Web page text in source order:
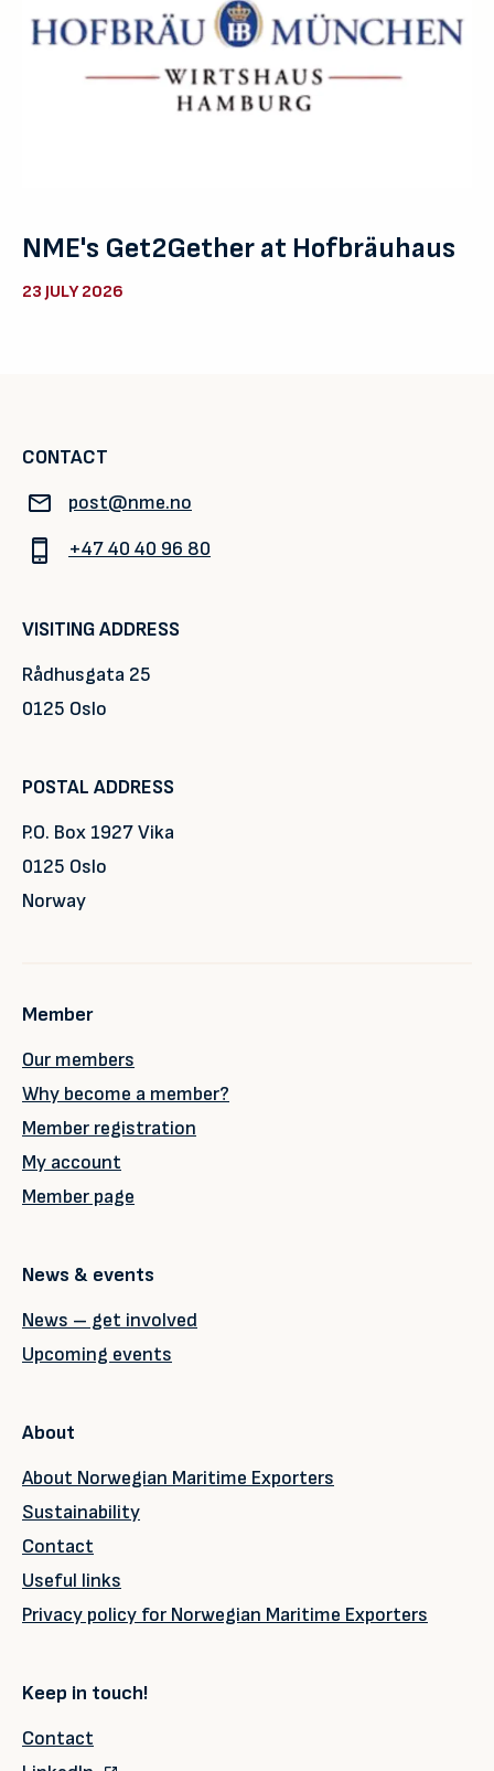
NME's Get2Gether at Hofbräuhaus
23 JULY 2026
CONTACT
post@nme.no
+47 40 40 96 80
VISITING ADDRESS
Rådhusgata 25
0125 Oslo
POSTAL ADDRESS
P.O. Box 1927 Vika
0125 Oslo
Norway
Member
Our members
Why become a member?
Member registration
My account
Member page
News & events
News – get involved
Upcoming events
About
About Norwegian Maritime Exporters
Sustainability
Contact
Useful links
Privacy policy for Norwegian Maritime Exporters
Keep in touch!
Contact